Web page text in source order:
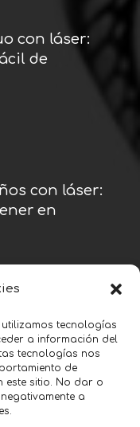
tecnologías
a información del
tecnologías nos
de
este sitio. No dar o
a
con láser:
de
con láser:
en